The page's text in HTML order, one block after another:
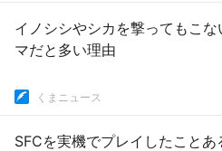
イノシシやシカを撃ってもこな
マだと多い理由
くまニュース
SFCを実機でプレイしたことあ